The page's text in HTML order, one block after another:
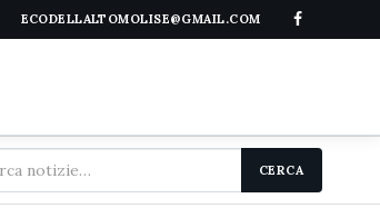
ECODELLALTOMOLISE@GMAIL.COM
CERCA